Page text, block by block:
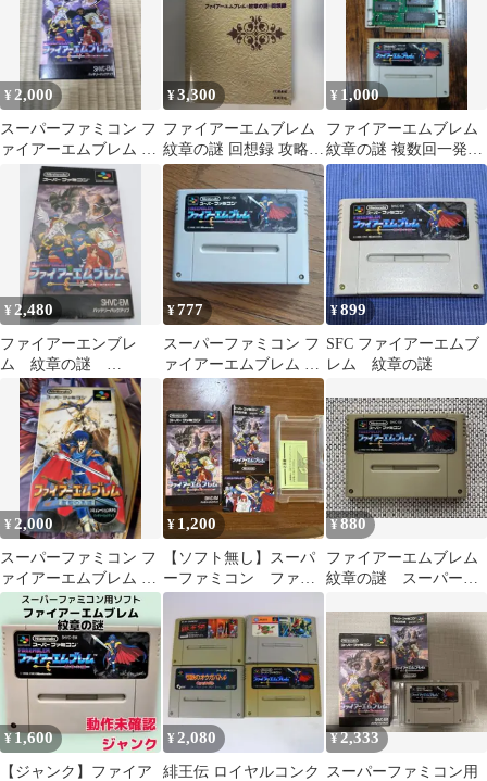
¥2,000
スーパーファミコン フ
ァイアーエムブレム 紋
章の謎
¥3,300
ファイアーエムブレム
紋章の謎 回想録 攻略本
FE倶楽部 新紀元社
¥ 1,000
ファイアーエムブレム
紋章の謎 複数回一発起
動確認済
¥ 2,480
ファイアーエンブレ
ム 紋章の謎
FIREEMBLEM スーパ
ーファミコン
¥777
スーパーファミコン フ
ァイアーエムブレム 紋
章の謎
¥899
SFC ファイアーエムブ
レム 紋章の謎
¥ 2,000
スーパーファミコン フ
ァイアーエムブレム 聖
戦の系譜
¥ 1,200
【ソフト無し】スーパ
ーファミコン ファイ
アーエムブレム箱、取
扱説明書
¥880
ファイアーエムブレム
紋章の謎 スーパーフ
¥1,600
【ジャンク】ファイア
¥2,080
緋王伝 ロイヤルコンク
¥2,333
スーパーファミコン用